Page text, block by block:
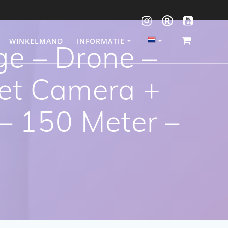
WINKELMAND INFORMATIE
– Drone –
Camera +
150 Meter –